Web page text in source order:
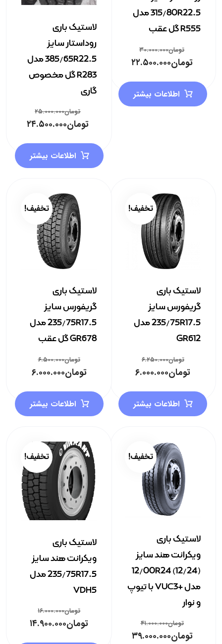
315/80R22.5 مدل
R555 گل عقب
تومان۳۰.۰۰۰.۰۰۰
تومان۲۲.۵۰۰.۰۰۰
اطلاعات بیشتر
لاستیک باری
روداستار سایز
385/65R22.5 مدل
R283 گل مخصوص
گاری
تومان۲۵.۰۰۰.۰۰۰
تومان۲۴.۵۰۰.۰۰۰
اطلاعات بیشتر
لاستیک باری
گریفورس سایز
235/75R17.5 مدل
GR612
تومان۶.۲۵۰.۰۰۰
تومان۶.۰۰۰.۰۰۰
تخفیف!
اطلاعات بیشتر
لاستیک باری
گریفورس سایز
235/75R17.5 مدل
GR678 گل عقب
تومان۶.۵۰۰.۰۰۰
تومان۶.۰۰۰.۰۰۰
تخفیف!
اطلاعات بیشتر
لاستیک باری
ویکرانت هند سایز
12/00R24 (12/24)
مدل +VUC3 با تیوپ
و نوار
تومان۴۱.۰۰۰.۰۰۰
تومان۳۹.۰۰۰.۰۰۰
تخفیف!
لاستیک باری
ویکرانت هند سایز
235/75R17.5 مدل
VDH5
تومان۱۶.۰۰۰.۰۰۰
تومان۱۴.۹۰۰.۰۰۰
تخفیف!